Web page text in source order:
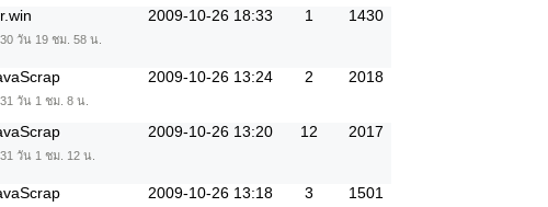
วัน 19 ชม. 58 น.
2009-10-26 18:33 1 1430
วัน 1 ชม. 8 น.
2009-10-26 13:24 2 2018
วัน 1 ชม. 12 น.
2009-10-26 13:20 12 2017
2009-10-26 13:18 3 1501